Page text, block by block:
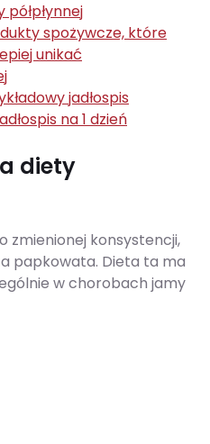
spożywcze, które
unikać
jadłospis
na 1 dzień
diety
zmienionej konsystencji,
papkowata. Dieta ta ma
w chorobach jamy